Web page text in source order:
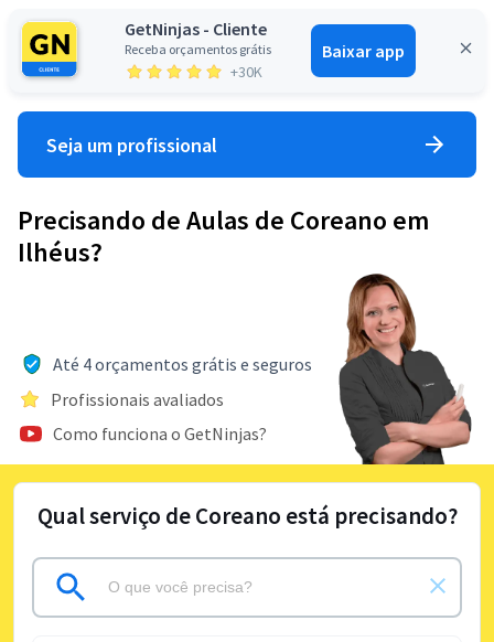
GetNinjas - Cliente
Receba orçamentos grátis
+30K
Baixar app
Entrar
Seja um profissional
Precisando de Aulas de Coreano em
Ilhéus?
Até 4 orçamentos grátis e seguros
Profissionais avaliados
Como funciona o GetNinjas?
Qual serviço de Coreano está precisando?